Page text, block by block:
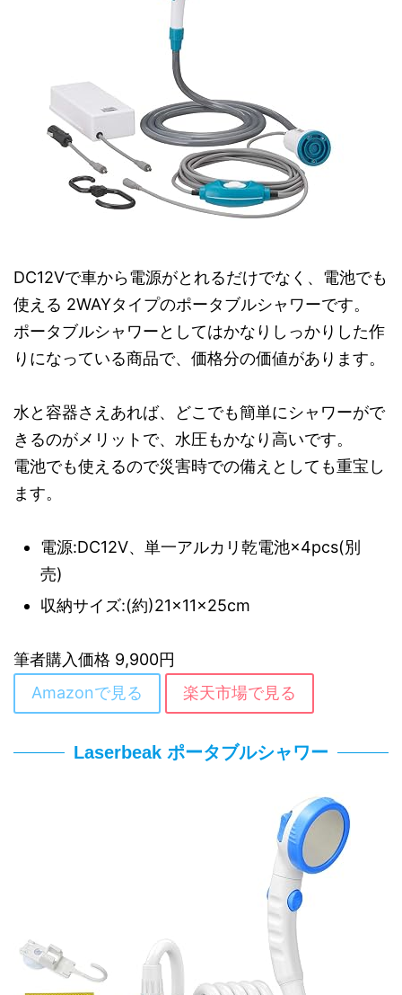
DC12Vで車から電源がとれるだけでなく、電池でも
使える 2WAYタイプのポータブルシャワーです。
ポータブルシャワーとしてはかなりしっかりした作
りになっている商品で、価格分の価値があります。
水と容器さえあれば、どこでも簡単にシャワーがで
きるのがメリットで、水圧もかなり高いです。
電池でも使えるので災害時での備えとしても重宝し
ます。
電源:DC12V、単一アルカリ乾電池×4pcs(別
売)
収納サイズ:(約)21×11×25cm
筆者購入価格 9,900円
Amazonで見る
楽天市場で見る
Laserbeak ポータブルシャワー